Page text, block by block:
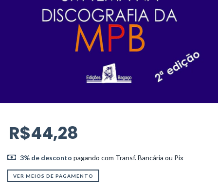
R$44,28
3% de desconto pagando com Transf. Bancária ou Pix
VER MEIOS DE PAGAMENTO